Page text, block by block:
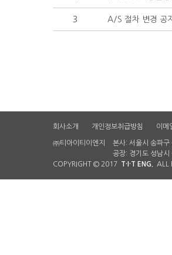
3 A/S 절차 변경 공지
회사소개 개인정보취급방침 이메
㈜티아이티이엔지
본사: 서울시 송파
공장: 경기도 성남
COPYRIGHT © 2017 T·I·T ENG. ALL